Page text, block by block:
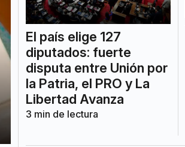
El país elige 127
diputados: fuerte
disputa entre Unión por
la Patria, el PRO y La
Libertad Avanza
3 min de lectura